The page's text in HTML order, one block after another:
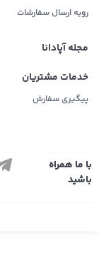
رویه ارسال سفارشات
مجله آپادانا
خدمات مشتریان
پیگیری سفارش
با ما همراه
باشید